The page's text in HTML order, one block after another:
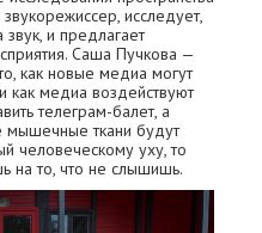
исследует,
и предлагает
Саша Пучкова —
как новые медиа могут
как медиа воздействуют
телеграм-балет, а
мышечные ткани будут
человеческому уху, то
на то, что не слышишь.